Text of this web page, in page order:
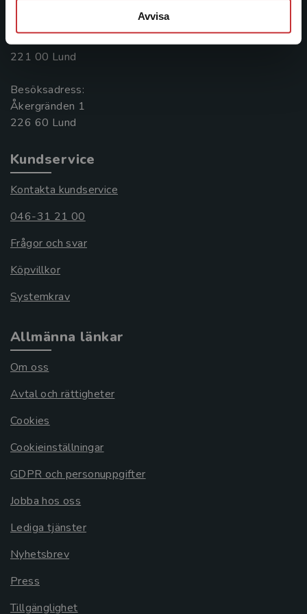
Avvisa
Box 141
221 00 Lund
Besöksadress:
Åkergränden 1
Kundservice
Kontakta kundservice
046-31 21 00
Frågor och svar
Köpvillkor
Systemkrav
Allmänna länkar
Om oss
Avtal och rättigheter
Cookies
Cookieinställningar
GDPR och personuppgifter
Jobba hos oss
Lediga tjänster
Nyhetsbrev
Press
Tillgänglighet